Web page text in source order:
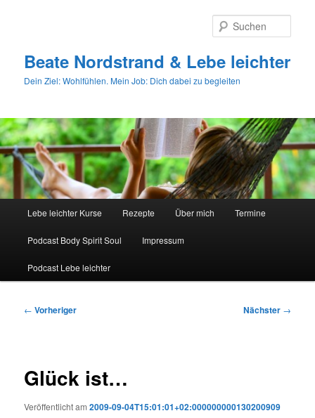
Beate Nordstrand & Lebe leichter
Dein Ziel: Wohlfühlen. Mein Job: Dich dabei zu begleiten
Lebe leichter Kurse Rezepte Über mich Termine
Podcast Body Spirit Soul Impressum
Podcast Lebe leichter
Beitragsnavigation
← Vorheriger Nächster →
Glück ist…
Veröffentlicht am2009-09-04T15:01:01+02:000000000130200909